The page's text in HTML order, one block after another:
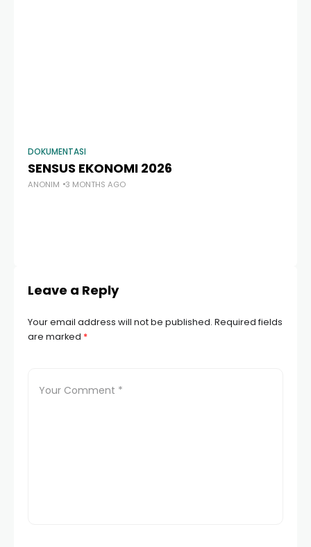
DOKUMENTASI
SENSUS EKONOMI 2026
ANONIM 3 MONTHS AGO
Leave a Reply
Your email address will not be published. Required fields
are marked *